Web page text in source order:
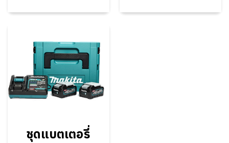
ชุดแบตเตอรี่